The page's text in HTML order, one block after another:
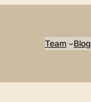
Team Blog